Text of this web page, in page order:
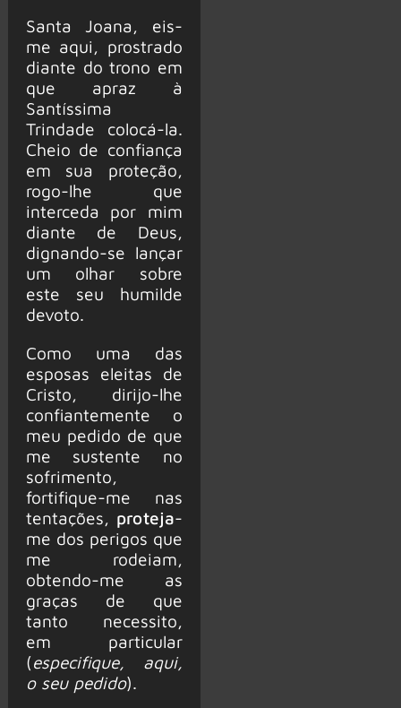
Santa Joana, eis-
me aqui, prostrado
diante do trono em
que apraz à
Santíssima
Trindade colocá-la.
Cheio de confiança
em sua proteção,
rogo-lhe que
interceda por mim
diante de Deus,
dignando-se lançar
um olhar sobre
este seu humilde
devoto.
Como uma das
esposas eleitas de
Cristo, dirijo-lhe
confiantemente o
meu pedido de que
me sustente no
sofrimento,
fortifique-me nas
tentações, proteja-
me dos perigos que
me rodeiam,
obtendo-me as
graças de que
tanto necessito,
em particular
(especifique, aqui,
o seu pedido).